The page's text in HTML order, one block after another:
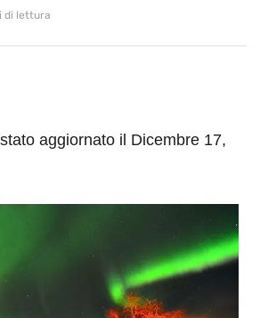
di lettura
aggiornato il Dicembre 17,